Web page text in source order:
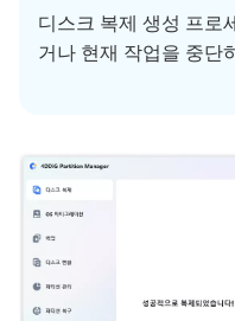
디스크 복제 생성 프로
거나 현재 작업을 중단